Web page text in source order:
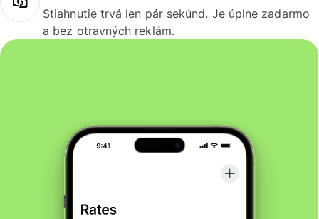
Stiahnutie trvá len pár sekúnd. Je úplne zadarmo
a bez otravných reklám.